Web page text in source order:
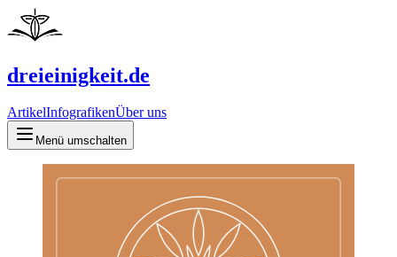
dreieinigkeit.de
ArtikelInfografikenÜber uns
Menü umschalten